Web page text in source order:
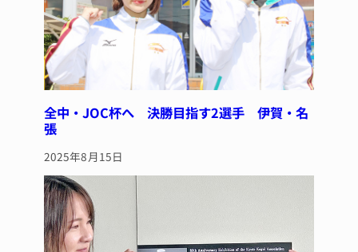
全中・JOC杯へ 決勝目指す2選手 伊賀・名
張
2025年8月15日